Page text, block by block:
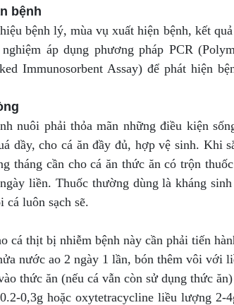
bệnh
bệnh lý, mùa vụ xuất hiện bệnh, kết
áp dụng phương pháp PCR
Immunosorbent Assay) để phát hiện
nuôi phải thỏa mãn những điều kiện
dầy, cho cá ăn đầy đủ, hợp vệ sinh. Khi
tháng cần cho cá ăn thức ăn có trộn
liền. Thuốc thường dùng là kháng
cá luôn sạch sẽ.
cá thịt bị nhiễm bệnh này cần phải tiến
nước ao 2 ngày 1 lần, bón thêm vôi với
thức ăn (nếu cá vẫn còn sử dụng thức
0,3g hoặc oxytetracycline liều lượng 2-